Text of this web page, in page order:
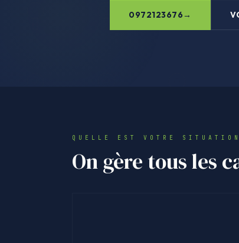
0972123676
QUELLE EST VOTRE
On gère tous les